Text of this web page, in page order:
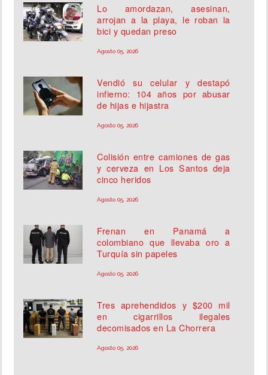
Lo amordazan, asesinan,
arrojan a la playa, le roban la
bici y quedan preso
Agosto 05, 2026
Vendió su celular y destapó
infierno: 104 años por abusar
de hijas e hijastra
Agosto 05, 2026
Colisión entre camiones de gas
y cerveza en Los Santos deja
cinco heridos
Agosto 05, 2026
Frenan en Panamá a
colombiano que llevaba oro a
Turquía sin papeles
Agosto 05, 2026
Tres aprehendidos y $200 mil
en cigarrillos ilegales
decomisados en La Chorrera
Agosto 05, 2026